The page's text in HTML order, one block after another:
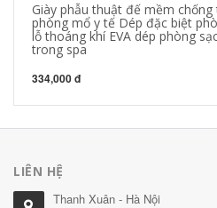
Giày phẫu thuật đế mềm
phòng mổ y tế Dép đặc biệt
lỗ thoáng khí EVA dép phòng
trong spa
334,000 đ
LIÊN HỆ
Thanh Xuân - Hà Nội